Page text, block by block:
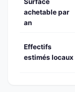
achetable par
an
Effectifs
estimés locaux